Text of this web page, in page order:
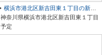
横浜市港北区新吉田東１丁目の新築一戸建
神奈川県横浜市港北区新吉田東１丁目
予定